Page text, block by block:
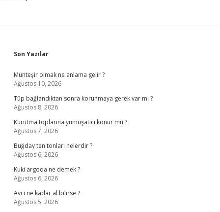
Sidebar
Son Yazılar
Münteşir olmak ne anlama gelir ?
Ağustos 10, 2026
Tüp bağlandıktan sonra korunmaya gerek var mı ?
Ağustos 8, 2026
Kurutma toplarına yumuşatıcı konur mu ?
Ağustos 7, 2026
Buğday ten tonları nelerdir ?
Ağustos 6, 2026
Kuki argoda ne demek ?
Ağustos 6, 2026
Avcı ne kadar al bilirse ?
Ağustos 5, 2026